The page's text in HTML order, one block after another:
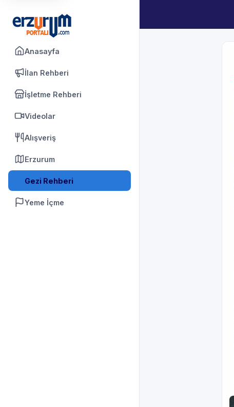
Anasayfa
İlan Rehberi
İşletme Rehberi
Videolar
Alışveriş
Erzurum
Gezi Rehberi
Yeme İçme